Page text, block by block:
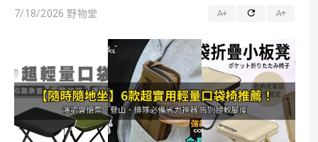
7/18/2026 野物堂